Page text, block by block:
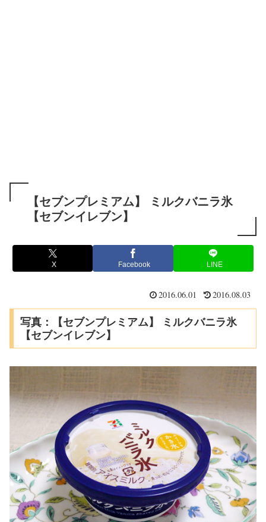
【セブンプレミアム】 ミルクバニラ氷
【セブンイレブン】
X Facebook LINE
2016.06.01 2016.08.03
写真：【セブンプレミアム】 ミルクバニラ氷
【セブンイレブン】